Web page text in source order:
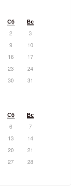
Сб
Вс
2
3
9
10
16
17
23
24
30 31
Сб
Вс
6
7
13
14
20
21
27
28